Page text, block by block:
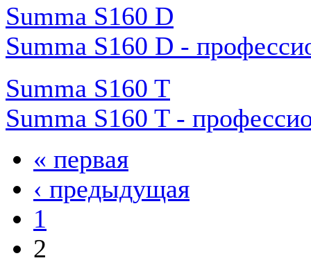
Summa S160 D
Summa S160 D -
Summa S160 T
Summa S160 T -
« первая
‹ предыдущая
1
2